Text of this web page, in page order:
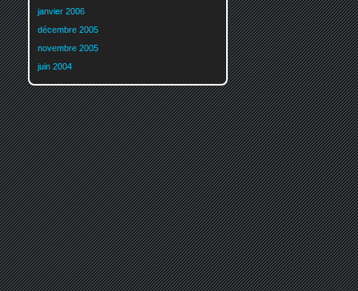
janvier 2006
décembre 2005
novembre 2005
juin 2004